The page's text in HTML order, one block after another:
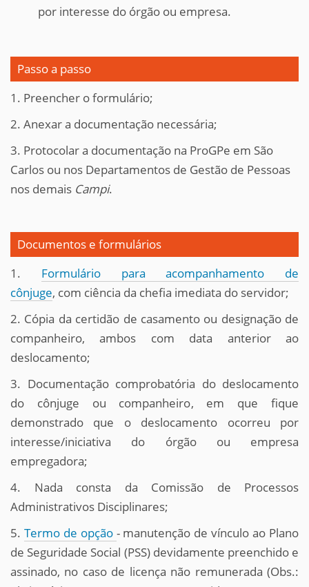
por interesse do órgão ou empresa.
Passo a passo
1. Preencher o formulário;
2. Anexar a documentação necessária;
3. Protocolar a documentação na ProGPe em São
Carlos ou nos Departamentos de Gestão de Pessoas
nos demais Campi.
Documentos e formulários
1. Formulário para acompanhamento de
cônjuge, com ciência da chefia imediata do servidor;
2. Cópia da certidão de casamento ou designação de
companheiro, ambos com data anterior ao
deslocamento;
3. Documentação comprobatória do deslocamento
do cônjuge ou companheiro, em que fique
demonstrado que o deslocamento ocorreu por
interesse/iniciativa do órgão ou empresa
empregadora;
4. Nada consta da Comissão de Processos
Administrativos Disciplinares;
5. Termo de opção - manutenção de vínculo ao Plano
de Seguridade Social (PSS) devidamente preenchido e
assinado, no caso de licença não remunerada (Obs.: